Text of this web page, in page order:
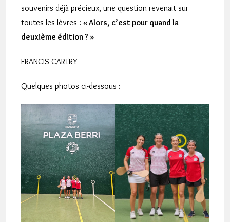
souvenirs déjà précieux, une question revenait sur
toutes les lèvres :« Alors, c’est pour quand la
deuxième édition ? »
FRANCIS CARTRY
Quelques photos ci-dessous :